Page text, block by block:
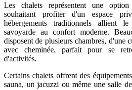
Les chalets représentent une
souhaitant profiter d'un espace
hébergements traditionnels allient
savoyarde au confort moderne.
disposent de plusieurs chambres, d'une
avec cheminée, parfait pour se
d'activités.
Certains chalets offrent des
sauna, un jacuzzi ou même une salle